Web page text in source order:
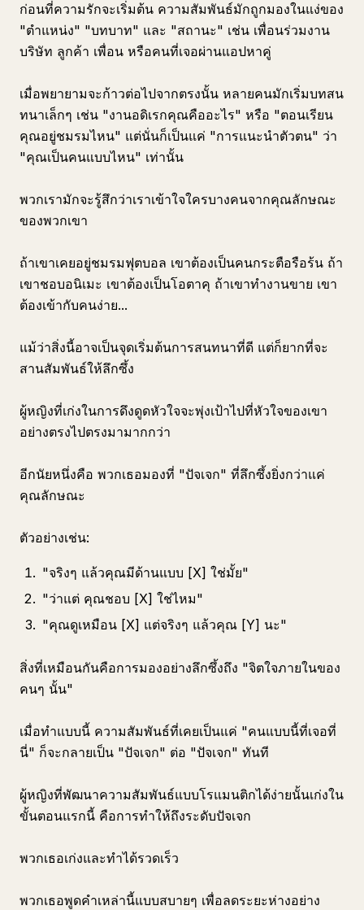
ก่อนที่ความรักจะเริ่มต้น ความสัมพันธ์มักถูกมองในแง่ของ
"ตำแหน่ง" "บทบาท" และ "สถานะ" เช่น เพื่อนร่วมงาน
บริษัท ลูกค้า เพื่อน หรือคนที่เจอผ่านแอปหาคู่
เมื่อพยายามจะก้าวต่อไปจากตรงนั้น หลายคนมักเริ่มบทสน
ทนาเล็กๆ เช่น "งานอดิเรกคุณคืออะไร" หรือ "ตอนเรียน
คุณอยู่ชมรมไหน" แต่นั่นก็เป็นแค่ "การแนะนำตัวตน" ว่า
"คุณเป็นคนแบบไหน" เท่านั้น
พวกเรามักจะรู้สึกว่าเราเข้าใจใครบางคนจากคุณลักษณะ
ของพวกเขา
ถ้าเขาเคยอยู่ชมรมฟุตบอล เขาต้องเป็นคนกระตือรือร้น ถ้า
เขาชอบอนิเมะ เขาต้องเป็นโอตาคุ ถ้าเขาทำงานขาย เขา
ต้องเข้ากับคนง่าย...
แม้ว่าสิ่งนี้อาจเป็นจุดเริ่มต้นการสนทนาที่ดี แต่ก็ยากที่จะ
สานสัมพันธ์ให้ลึกซึ้ง
ผู้หญิงที่เก่งในการดึงดูดหัวใจจะพุ่งเป้าไปที่หัวใจของเขา
อย่างตรงไปตรงมามากกว่า
อีกนัยหนึ่งคือ พวกเธอมองที่ "ปัจเจก" ที่ลึกซึ้งยิ่งกว่าแค่
คุณลักษณะ
ตัวอย่างเช่น:
"จริงๆ แล้วคุณมีด้านแบบ [X] ใช่มั้ย"
"ว่าแต่ คุณชอบ [X] ใช่ไหม"
"คุณดูเหมือน [X] แต่จริงๆ แล้วคุณ [Y] นะ"
สิ่งที่เหมือนกันคือการมองอย่างลึกซึ้งถึง "จิตใจภายในของ
คนๆ นั้น"
เมื่อทำแบบนี้ ความสัมพันธ์ที่เคยเป็นแค่ "คนแบบนี้ที่เจอที่
นี่" ก็จะกลายเป็น "ปัจเจก" ต่อ "ปัจเจก" ทันที
ผู้หญิงที่พัฒนาความสัมพันธ์แบบโรแมนติกได้ง่ายนั้นเก่งใน
ขั้นตอนแรกนี้ คือการทำให้ถึงระดับปัจเจก
พวกเธอเก่งและทำได้รวดเร็ว
พวกเธอพูดคำเหล่านี้แบบสบายๆ เพื่อลดระยะห่างอย่าง